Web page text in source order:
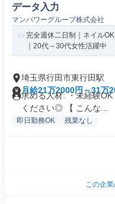
データ入力
マンパワーグループ株式会社
完全週休二日制｜ネイル
｜20代～30代女性活躍中
埼玉県行田市東行田駅
月給21万2000円～31万
求める人材: ・未経験
ください◎ 【 こんな...
即日勤務OK 残業なし
この企